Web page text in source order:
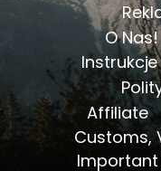
O Nas!
Instrukcje
Affiliate
Customs,
Important